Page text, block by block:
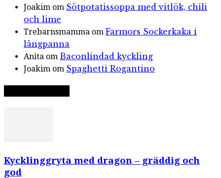
Joakim om Sötpotatissoppa med vitlök, chili
och lime
Trebarnsmamma om Farmors Sockerkaka i
långpanna
Anita om Baconlindad kyckling
Joakim om Spaghetti Rogantino
Kycklinggryta med dragon – gräddig och
god